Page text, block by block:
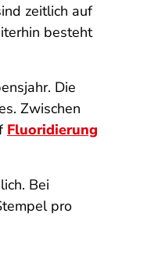
zeitlich auf
besteht
Die
Zwischen
Fluoridierung
Bei
pro